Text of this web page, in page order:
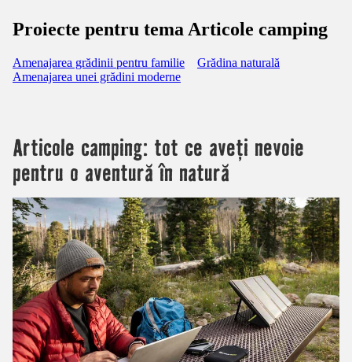
Proiecte pentru tema Articole camping
Amenajarea grădinii pentru familie
Grădina naturală
Amenajarea unei grădini moderne